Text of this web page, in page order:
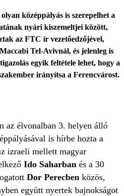
középpályás is szerepelhet a
nyári kiszemeltjei között,
az FTC ír vezetőedzőjével,
Tel-Avivnál, és jelenleg is
egyik feltétele lehet, hogy a
irányítsa a Ferencvárost.
az élvonalban 3. helyen álló
is hírbe hozta a
izraeli mellett magyar
Ido Saharban és a 30
Dor Perecben közös,
együtt nyertek bajnokságot